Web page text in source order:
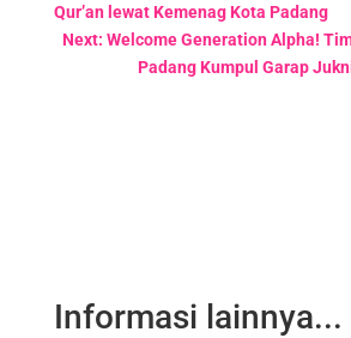
Qur’an lewat Kemenag Kota Padang
Next: Welcome Generation Alpha!
Padang Kumpul Garap
Informasi lainnya...